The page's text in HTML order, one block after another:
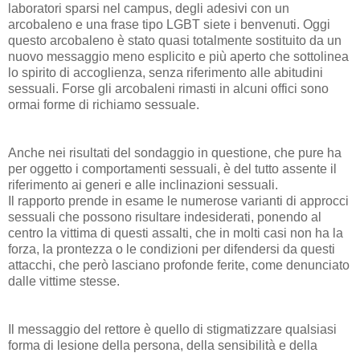
laboratori sparsi nel campus, degli adesivi con un
arcobaleno e una frase tipo LGBT siete i benvenuti. Oggi
questo arcobaleno è stato quasi totalmente sostituito da un
nuovo messaggio meno esplicito e più aperto che sottolinea
lo spirito di accoglienza, senza riferimento alle abitudini
sessuali. Forse gli arcobaleni rimasti in alcuni offici sono
ormai forme di richiamo sessuale.
Anche nei risultati del sondaggio in questione, che pure ha
per oggetto i comportamenti sessuali, è del tutto assente il
riferimento ai generi e alle inclinazioni sessuali.
Il rapporto prende in esame le numerose varianti di approcci
sessuali che possono risultare indesiderati, ponendo al
centro la vittima di questi assalti, che in molti casi non ha la
forza, la prontezza o le condizioni per difendersi da questi
attacchi, che però lasciano profonde ferite, come denunciato
dalle vittime stesse.
Il messaggio del rettore è quello di stigmatizzare qualsiasi
forma di lesione della persona, della sensibilità e della